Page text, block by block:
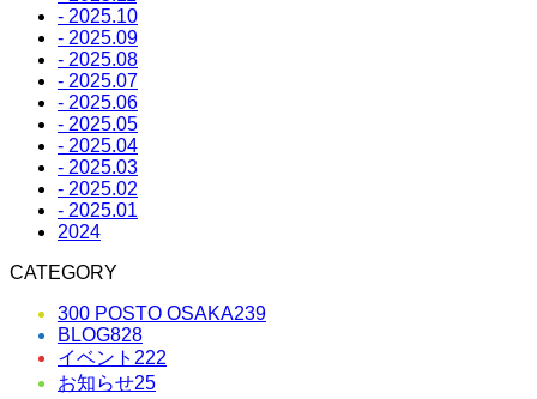
- 2025.10
- 2025.09
- 2025.08
- 2025.07
- 2025.06
- 2025.05
- 2025.04
- 2025.03
- 2025.02
- 2025.01
2024
CATEGORY
300 POSTO OSAKA239
BLOG828
イベント 222
お知らせ25